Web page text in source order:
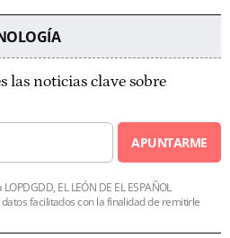
las noticias clave sobre
APUNTARME
EL LEÓN DE EL ESPAÑOL
datos facilitados con la finalidad de remitirle